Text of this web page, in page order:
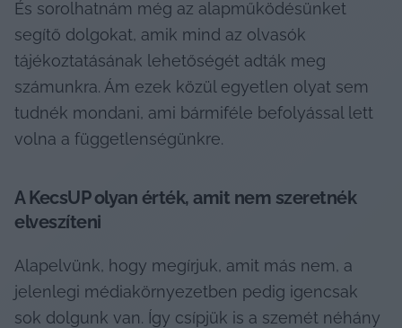
És sorolhatnám még az alapműködésünket
segítő dolgokat, amik mind az olvasók
tájékoztatásának lehetőségét adták meg
számunkra. Ám ezek közül egyetlen olyat sem
tudnék mondani, ami bármiféle befolyással lett
volna a függetlenségünkre.
A KecsUP olyan érték, amit nem szeretnék
elveszíteni
Alapelvünk, hogy megírjuk, amit más nem, a
jelenlegi médiakörnyezetben pedig igencsak
sok dolgunk van. Így csípjük is a szemét néhány